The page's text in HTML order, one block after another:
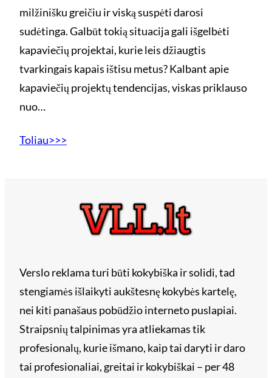
milžinišku greičiu ir viską suspėti darosi
sudėtinga. Galbūt tokią situacija gali išgelbėti
kapaviečių projektai, kurie leis džiaugtis
tvarkingais kapais ištisu metus? Kalbant apie
kapaviečių projektų tendencijas, viskas priklauso
nuo…
Toliau>>>
Verslo reklama turi būti kokybiška ir solidi, tad
stengiamės išlaikyti aukštesnę kokybės kartelę,
nei kiti panašaus pobūdžio interneto puslapiai.
Straipsnių talpinimas yra atliekamas tik
profesionalų, kurie išmano, kaip tai daryti ir daro
tai profesionaliai, greitai ir kokybiškai – per 48